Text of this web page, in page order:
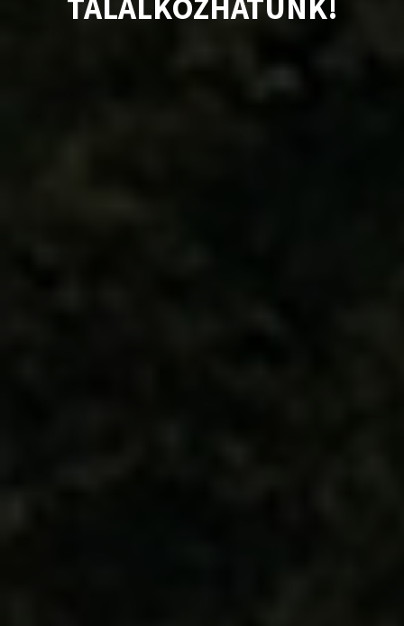
TALÁLKOZHATUNK!